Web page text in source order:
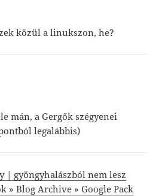
közül a linukszon, he?
mán, a Gergők szégyenei
legalábbis)
| gyöngyhalászból nem lesz
» Blog Archive » Google Pack